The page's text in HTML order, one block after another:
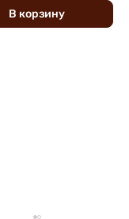
В корзину